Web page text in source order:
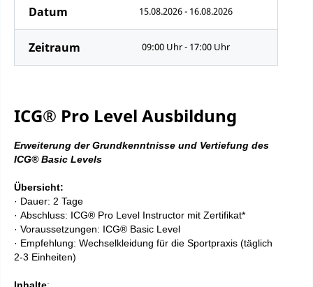
Datum 15.08.2026 - 16.08.2026
Zeitraum 09:00 Uhr - 17:00 Uhr
ICG® Pro Level Ausbildung
Erweiterung der Grundkenntnisse und Vertiefung des
ICG® Basic Levels​
Übersicht:
· Dauer: 2 Tage
· Abschluss: ICG® Pro Level Instructor mit Zertifikat*
· Voraussetzungen: ICG® Basic Level
· Empfehlung: Wechselkleidung für die Sportpraxis (täglich
2-3 Einheiten)